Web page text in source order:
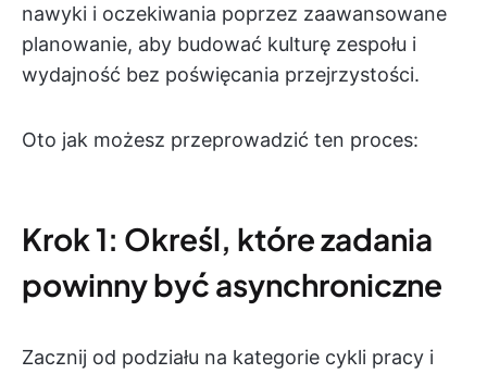
nawyki i oczekiwania poprzez zaawansowane
planowanie, aby budować kulturę zespołu i
wydajność bez poświęcania przejrzystości.
Oto jak możesz przeprowadzić ten proces:
Krok 1: Określ, które zadania
powinny być asynchroniczne
Zacznij od podziału na kategorie cykli pracy i